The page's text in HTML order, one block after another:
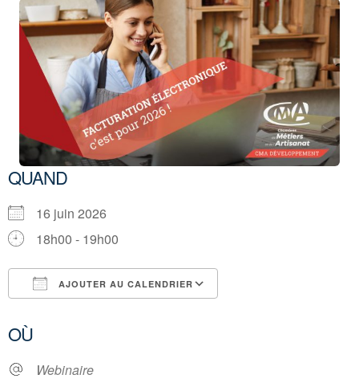
QUAND
16 juin 2026
18h00 - 19h00
AJOUTER AU CALENDRIER
OÙ
Webinaire